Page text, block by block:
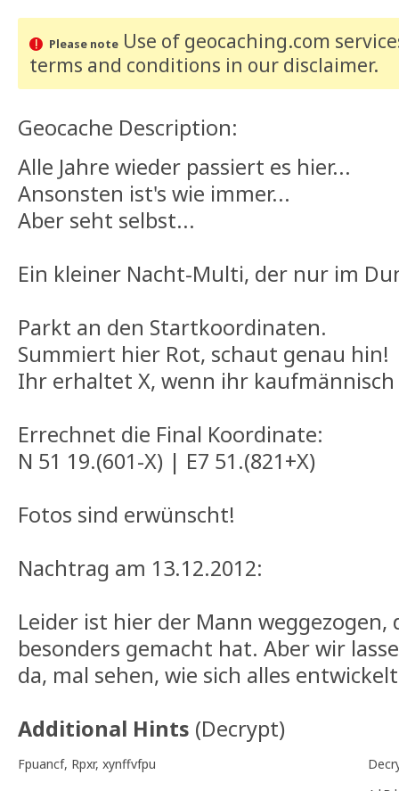
Please noteUse of geocaching.com
terms and conditions in our disclaimer.
Geocache Description:
Alle Jahre wieder passiert es hier...
Ansonsten ist's wie immer...
Aber seht selbst...
Ein kleiner Nacht-Multi, der nur im
Parkt an den Startkoordinaten.
Summiert hier Rot, schaut genau hin!
Ihr erhaltet X, wenn ihr
Errechnet die Final Koordinate:
N 51 19.(601-X) | E7 51.(821+X)
Fotos sind erwünscht!
Nachtrag am 13.12.2012:
Leider ist hier der Mann weggezogen,
besonders gemacht hat. Aber wir
da, mal sehen, wie sich alles
Additional Hints (Decrypt)
Fpuancf, Rpxr, xynffvfpu